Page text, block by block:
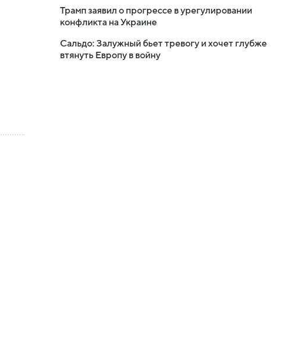
Трамп заявил о прогрессе в урегулировании
конфликта на Украине
Сальдо: Залужный бьет тревогу и хочет глубже
втянуть Европу в войну